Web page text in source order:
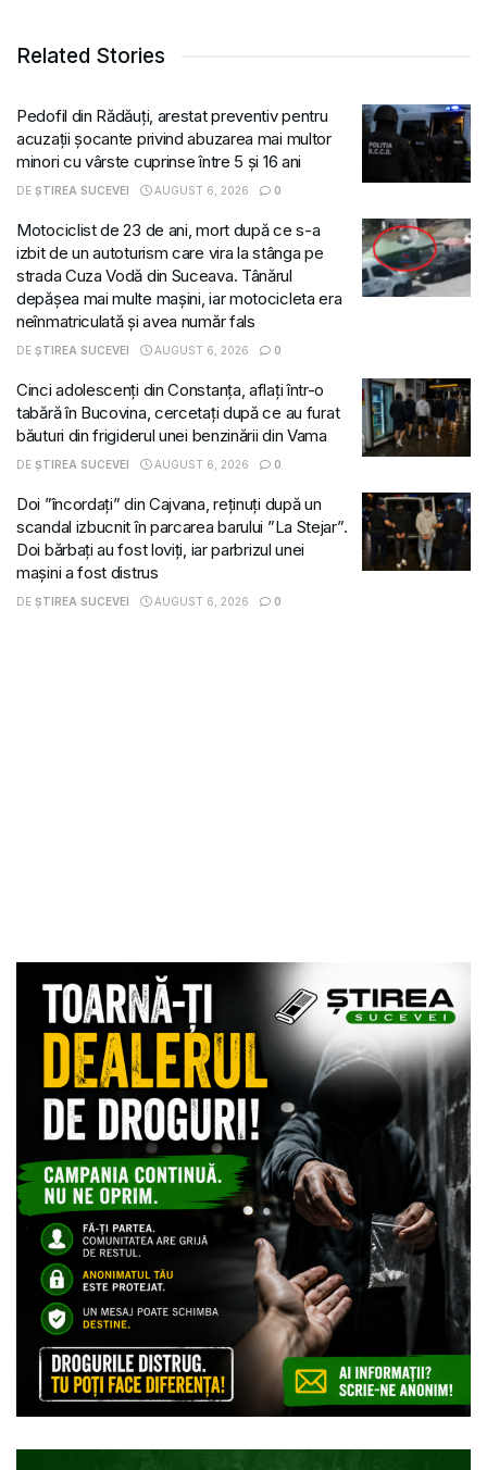
Related Stories
Pedofil din Rădăuți, arestat preventiv pentru
acuzații șocante privind abuzarea mai multor
minori cu vârste cuprinse între 5 și 16 ani
DE ȘTIREA SUCEVEI AUGUST 6, 2026 0
Motociclist de 23 de ani, mort după ce s-a
izbit de un autoturism care vira la stânga pe
strada Cuza Vodă din Suceava. Tânărul
depășea mai multe mașini, iar motocicleta era
neînmatriculată și avea număr fals
DE ȘTIREA SUCEVEI AUGUST 6, 2026 0
Cinci adolescenți din Constanța, aflați într-o
tabără în Bucovina, cercetați după ce au furat
băuturi din frigiderul unei benzinării din Vama
DE ȘTIREA SUCEVEI AUGUST 6, 2026 0
Doi ”încordați” din Cajvana, reținuți după un
scandal izbucnit în parcarea barului ”La Stejar”.
Doi bărbați au fost loviți, iar parbrizul unei
mașini a fost distrus
DE ȘTIREA SUCEVEI AUGUST 6, 2026 0